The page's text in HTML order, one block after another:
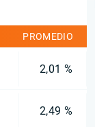
PROMEDIO
2,01 %
2,49 %